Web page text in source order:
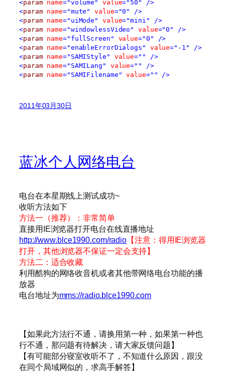
<param name="volume" value="50"
/>
<param name="mute" value="0"
/>
<param name="uiMode" value="mini"
/>
<param name="windowlessVideo" value="0"
/>
<param name="fullScreen" value="0"
/>
<param name="enableErrorDialogs" value="-1"
/>
<param name="SAMIStyle" value=""
/>
<param name="SAMILang" value=""
/>
<param name="SAMIFilename" value="" />
2011年03月30日
蓝冰个人网络电台
电台在本星期线上测试成功~
收听方法如下
方法一（推荐）：非常简单
直接用IE浏览器打开电台在线直播地址
http://www.blce1990.com/radio 【注意：得用IE浏览器
打开，其他浏览器不保证一定会支持】
方法二：适合收藏
利用酷狗的网络收音机或者其他带网络电台功能的播
放器
电台地址为mms://radio.blce1990.com
【如果此方法行不通，请换用第一种，如果第一种也
行不通，那问题有待解决，请大家反馈问题】
【有可能部分寝室收听不了，不知道什么原因，跟没
在同个局域网似的，求高手解答】